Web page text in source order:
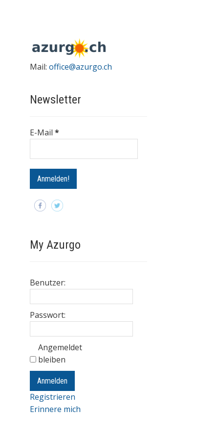
Mail:office@azurgo.ch
Newsletter
E-Mail*
My Azurgo
Benutzer:
Passwort:
Angemeldet
bleiben
Anmelden
Registrieren
Erinnere mich